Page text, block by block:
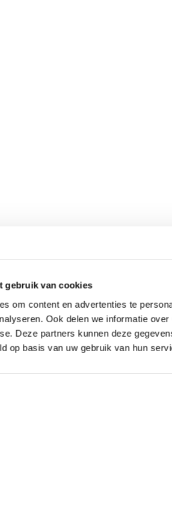
gebruik van cookies
om content en advertenties te
Ook delen we informatie
Deze partners kunnen deze
op basis van uw gebruik van hun